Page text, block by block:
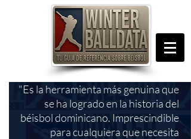
"Es la herramienta más genuina que
se ha logrado en la historia del
béisbol dominicano. Imprescindible
para cualquiera que necesita